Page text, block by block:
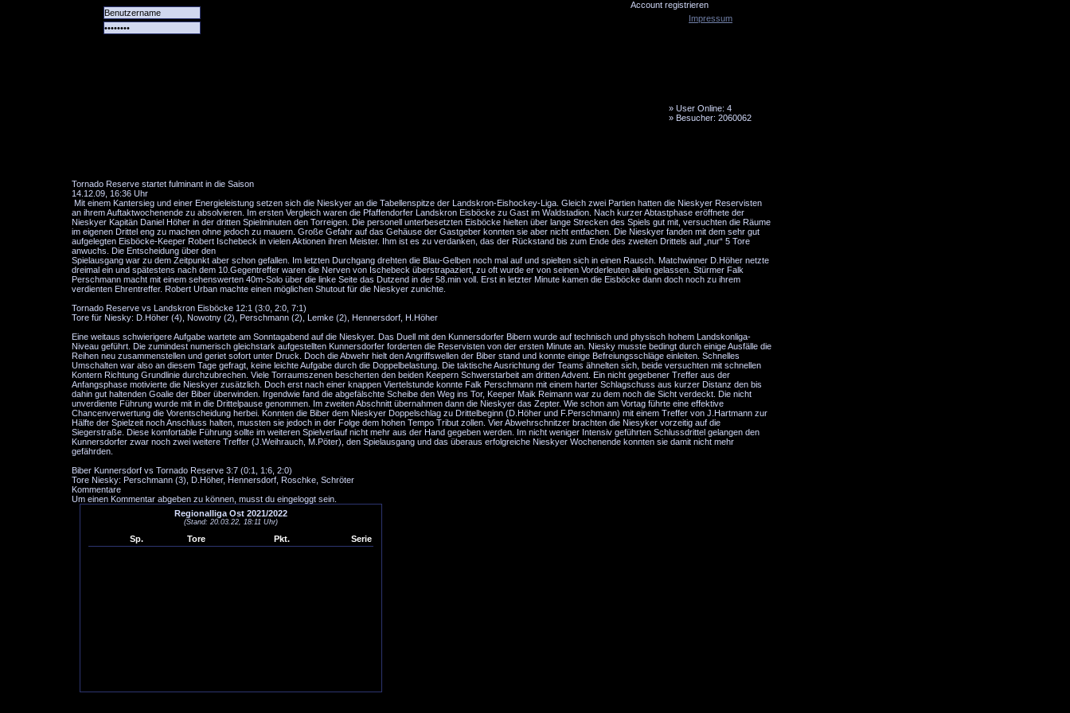
Account registrieren
» User Online: 4
» Besucher: 2060062
Tornado Reserve startet fulminant in die Saison
14.12.09, 16:36 Uhr
Mit einem Kantersieg und einer Energieleistung setzen sich die Nieskyer an die Tabellenspitze der Landskron-Eishockey-Liga. Gleich zwei Partien hatten die Nieskyer Reservisten
an ihrem Auftaktwochenende zu absolvieren. Im ersten Vergleich waren die Pfaffendorfer Landskron Eisböcke zu Gast im Waldstadion. Nach kurzer Abtastphase eröffnete der
Nieskyer Kapitän Daniel Höher in der dritten Spielminuten den Torreigen. Die personell unterbesetzten Eisböcke hielten über lange Strecken des Spiels gut mit, versuchten die Räume
im eigenen Drittel eng zu machen ohne jedoch zu mauern. Große Gefahr auf das Gehäuse der Gastgeber konnten sie aber nicht entfachen. Die Nieskyer fanden mit dem sehr gut
aufgelegten Eisböcke-Keeper Robert Ischebeck in vielen Aktionen ihren Meister. Ihm ist es zu verdanken, das der Rückstand bis zum Ende des zweiten Drittels auf „nur“ 5 Tore
anwuchs. Die Entscheidung über den
Spielausgang war zu dem Zeitpunkt aber schon gefallen. Im letzten Durchgang drehten die Blau-Gelben noch mal auf und spielten sich in einen Rausch. Matchwinner D.Höher netzte
dreimal ein und spätestens nach dem 10.Gegentreffer waren die Nerven von Ischebeck überstrapaziert, zu oft wurde er von seinen Vorderleuten allein gelassen. Stürmer Falk
Perschmann macht mit einem sehenswerten 40m-Solo über die linke Seite das Dutzend in der 58.min voll. Erst in letzter Minute kamen die Eisböcke dann doch noch zu ihrem
verdienten Ehrentreffer. Robert Urban machte einen möglichen Shutout für die Nieskyer zunichte.
Tornado Reserve vs Landskron Eisböcke 12:1 (3:0, 2:0, 7:1)
Tore für Niesky: D.Höher (4), Nowotny (2), Perschmann (2), Lemke (2), Hennersdorf, H.Höher
Eine weitaus schwierigere Aufgabe wartete am Sonntagabend auf die Nieskyer. Das Duell mit den Kunnersdorfer Bibern wurde auf technisch und physisch hohem Landskonliga-
Niveau geführt. Die zumindest numerisch gleichstark aufgestellten Kunnersdorfer forderten die Reservisten von der ersten Minute an. Niesky musste bedingt durch einige Ausfälle die
Reihen neu zusammenstellen und geriet sofort unter Druck. Doch die Abwehr hielt den Angriffswellen der Biber stand und konnte einige Befreiungsschläge einleiten. Schnelles
Umschalten war also an diesem Tage gefragt, keine leichte Aufgabe durch die Doppelbelastung. Die taktische Ausrichtung der Teams ähnelten sich, beide versuchten mit schnellen
Kontern Richtung Grundlinie durchzubrechen. Viele Torraumszenen bescherten den beiden Keepern Schwerstarbeit am dritten Advent. Ein nicht gegebener Treffer aus der
Anfangsphase motivierte die Nieskyer zusätzlich. Doch erst nach einer knappen Viertelstunde konnte Falk Perschmann mit einem harter Schlagschuss aus kurzer Distanz den bis
dahin gut haltenden Goalie der Biber überwinden. Irgendwie fand die abgefälschte Scheibe den Weg ins Tor, Keeper Maik Reimann war zu dem noch die Sicht verdeckt. Die nicht
unverdiente Führung wurde mit in die Drittelpause genommen. Im zweiten Abschnitt übernahmen dann die Nieskyer das Zepter. Wie schon am Vortag führte eine effektive
Chancenverwertung die Vorentscheidung herbei. Konnten die Biber dem Nieskyer Doppelschlag zu Drittelbeginn (D.Höher und F.Perschmann) mit einem Treffer von J.Hartmann zur
Hälfte der Spielzeit noch Anschluss halten, mussten sie jedoch in der Folge dem hohen Tempo Tribut zollen. Vier Abwehrschnitzer brachten die Niesyker vorzeitig auf die
Siegerstraße. Diese komfortable Führung sollte im weiteren Spielverlauf nicht mehr aus der Hand gegeben werden. Im nicht weniger Intensiv geführten Schlussdrittel gelangen den
Kunnersdorfer zwar noch zwei weitere Treffer (J.Weihrauch, M.Pöter), den Spielausgang und das überaus erfolgreiche Nieskyer Wochenende konnten sie damit nicht mehr
gefährden.
Biber Kunnersdorf vs Tornado Reserve 3:7 (0:1, 1:6, 2:0)
Tore Niesky: Perschmann (3), D.Höher, Hennersdorf, Roschke, Schröter
Kommentare
Um einen Kommentar abgeben zu können, musst du eingeloggt sein.
Regionalliga Ost 2021/2022
(Stand: 20.03.22, 18:11 Uhr)
Sp. Tore Pkt. Serie
Impressum